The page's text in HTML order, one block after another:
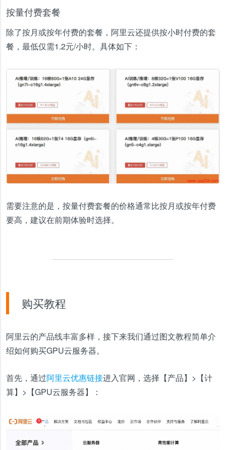
按量付费套餐
除了按月或按年付费的套餐，阿里云还提供按小时付费的套
餐，最低仅需1.2元/小时。具体如下：
需要注意的是，按量付费套餐的价格通常比按月或按年付费
要高，建议在前期体验时选择。
购买教程
阿里云的产品线丰富多样，接下来我们通过图文教程简单介
绍如何购买GPU云服务器。
首先，通过阿里云优惠链接进入官网，选择【产品】>【计
算】>【GPU云服务器】：